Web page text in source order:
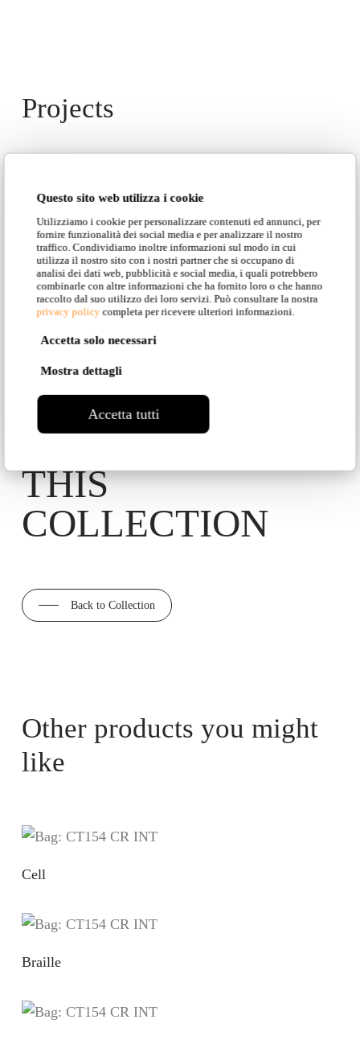
Questo sito web utilizza i cookie
Utilizziamo i cookie per personalizzare contenuti ed annunci, per
fornire funzionalità dei social media e per analizzare il nostro
traffico. Condividiamo inoltre informazioni sul modo in cui
utilizza il nostro sito con i nostri partner che si occupano di
analisi dei dati web, pubblicità e social media, i quali potrebbero
combinarle con altre informazioni che ha fornito loro o che hanno
raccolto dal suo utilizzo dei loro servizi. Può consultare la nostra
privacy policy completa per ricevere ulteriori informazioni.
Accetta solo necessari
Mostra dettagli
Accetta tutti
Projects
Blanc Gastrobar
DISCOVER ALL
THE MODELS IN
THIS
COLLECTION
Back to Collection
Other products you might
like
Cell
Braille